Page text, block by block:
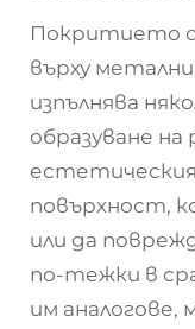
Покритието
върху
изпълнява
образуване
естетическия
повърхност,
или да
по-тежки в
им